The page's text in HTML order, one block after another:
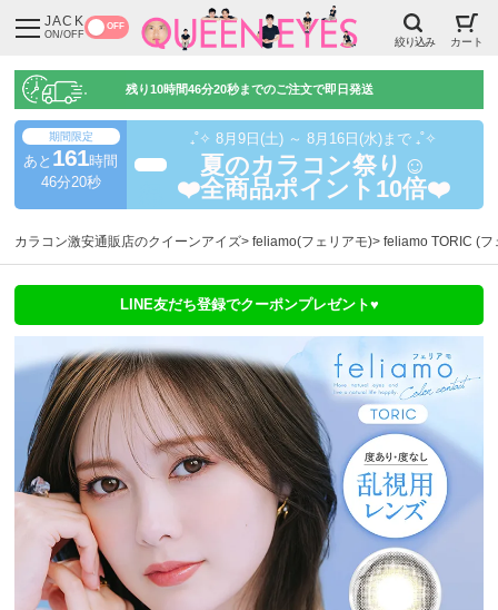
JACK
ON/OFF
OFF
絞り込み カート
残り10時間46分19秒までのご注文で即日発送
期間限定
あと 161時間
46分20秒
₊˚✧ 8月9日(土) ～ 8月16日(水)まで ₊˚✧
夏のカラコン祭り☺️
❤️全商品ポイント10倍❤️
カラコン激安通販店のクイーンアイズ feliamo(フェリアモ) feliamo TORIC (
LINE友だち登録でクーポンプレゼント♥